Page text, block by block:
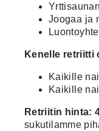
Joogaa ja
Kenelle retriitti
Kaikille
Kaikille
Retriitin hinta:
sukutilamme